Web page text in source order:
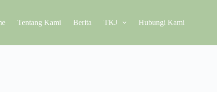
Tentang Kami Berita TKJ Hubungi Kami